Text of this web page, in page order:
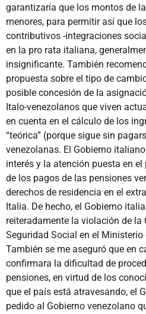
garantizaría que los montos de
menores, para permitir así que
contributivos -integraciones
en la pro rata italiana,
insignificante. También
propuesta sobre el tipo de
posible concesión de la
Italo-venezolanos que viven
en cuenta en el cálculo de los
“teórica” (porque sigue sin
venezolanas. El Gobierno
interés y la atención puesta en
de los pagos de las pensiones
derechos de residencia en el
Italia. De hecho, el Gobierno
reiteradamente la violación de la
Seguridad Social en el
También se me aseguró que en
confirmara la dificultad de
pensiones, en virtud de los
que el país está atravesando, el
pedido al Gobierno venezolano